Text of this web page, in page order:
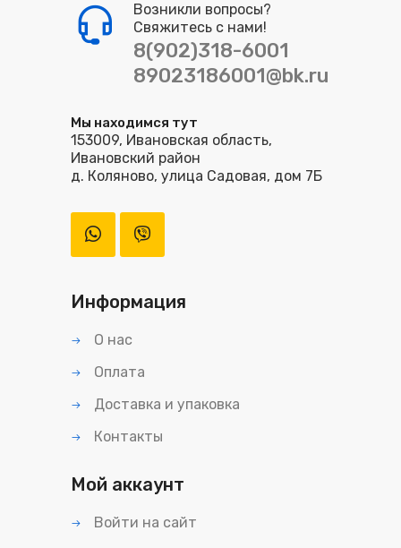
Возникли вопросы?
Свяжитесь с нами!
8(902)318-6001
89023186001@bk.ru
Мы находимся тут
153009, Ивановская область,
Ивановский район
д. Коляново, улица Садовая, дом 7Б
Информация
О нас
Оплата
Доставка и упаковка
Контакты
Мой аккаунт
Войти на сайт